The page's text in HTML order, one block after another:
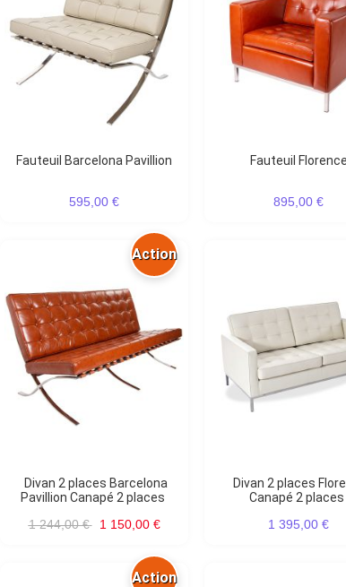
Fauteuil Barcelona Pavillion
595,00 €
Fauteuil Florence
895,00 €
Divan 2 places Barcelona
Pavillion Canapé 2 places
Action
1 244,00 € 1 150,00 €
Divan 2 places Florence
Canapé 2 places
1 395,00 €
Action